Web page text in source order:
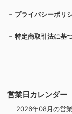
営業日カレンダー
2026年08月の営
プライバシーポリ
特定商取引法に基